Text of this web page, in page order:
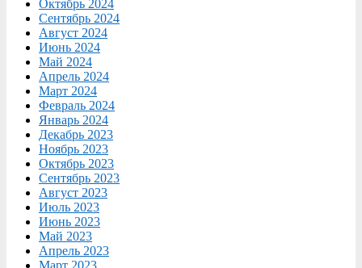
Октябрь 2024
Сентябрь 2024
Август 2024
Июнь 2024
Май 2024
Апрель 2024
Март 2024
Февраль 2024
Январь 2024
Декабрь 2023
Ноябрь 2023
Октябрь 2023
Сентябрь 2023
Август 2023
Июль 2023
Июнь 2023
Май 2023
Апрель 2023
Март 2023